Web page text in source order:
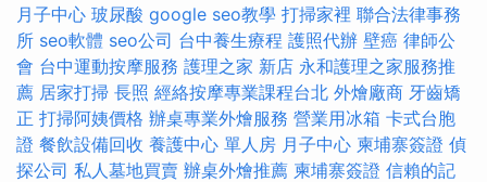
月子中心 玻尿酸 google seo教學 打掃家裡 聯合法律事務
所 seo軟體 seo公司 台中養生療程 護照代辦 壁癌 律師公
會 台中運動按摩服務 護理之家 新店 永和護理之家服務推
薦 居家打掃 長照 經絡按摩專業課程台北 外燴廠商 牙齒矯
正 打掃阿姨價格 辦桌專業外燴服務 營業用冰箱 卡式台胞
證 餐飲設備回收 養護中心 單人房 月子中心 柬埔寨簽證 偵
探公司 私人墓地買賣 辦桌外燴推薦 柬埔寨簽證 信賴的記